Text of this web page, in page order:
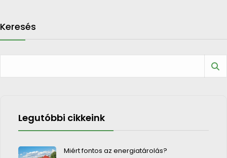
Keresés
Legutóbbi cikkeink
Miért fontos az energiatárolás?